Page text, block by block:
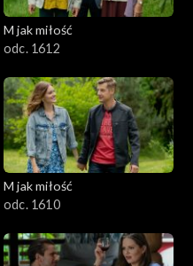
M jak miłość
odc. 1612
M jak miłość
odc. 1610